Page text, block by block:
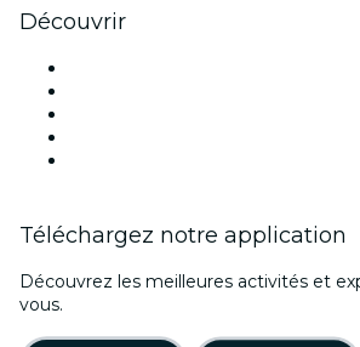
Découvrir
Téléchargez notre application
Découvrez les meilleures activités et
vous.